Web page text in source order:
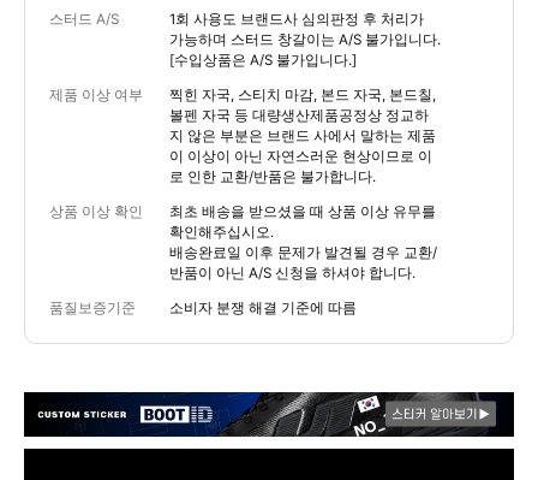
스터드 A/S
1회 사용도 브랜드사 심의판정 후 처리가
가능하며 스터드 창갈이는 A/S 불가입니다.
[수입상품은 A/S 불가입니다.]
제품 이상 여부
찍힌 자국, 스티치 마감, 본드 자국, 본드칠,
볼펜 자국 등 대량생산제품공정상 정교하
지 않은 부분은 브랜드 사에서 말하는 제품
이 이상이 아닌 자연스러운 현상이므로 이
로 인한 교환/반품은 불가합니다.
상품 이상 확인
최초 배송을 받으셨을 때 상품 이상 유무를
확인해주십시오.
배송완료일 이후 문제가 발견될 경우 교환/
반품이 아닌 A/S 신청을 하셔야 합니다.
품질보증기준 소비자 분쟁 해결 기준에 따름